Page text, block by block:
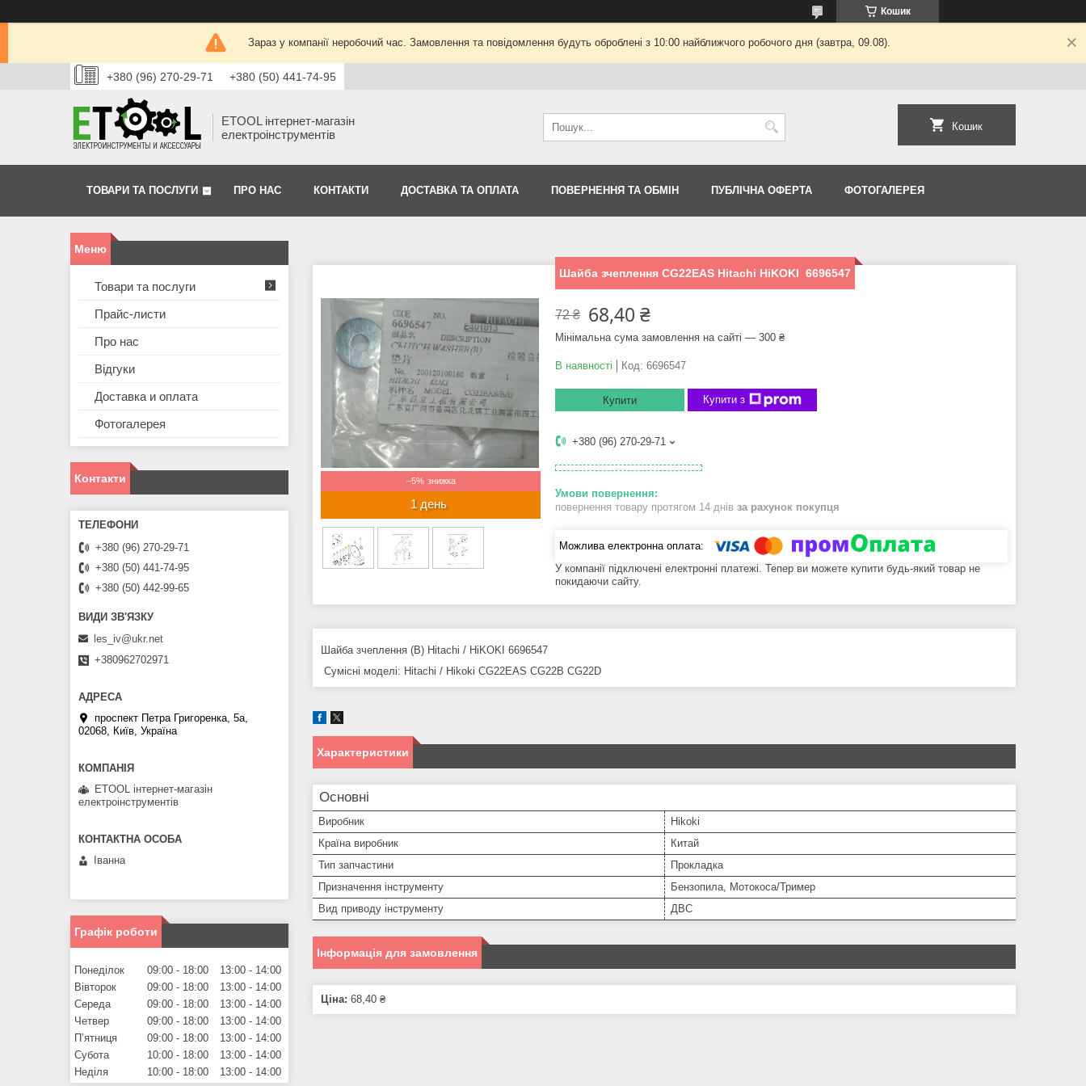
Кошик
Зараз у компанії неробочий час. Замовлення та повідомлення будуть оброблені з 10:00 найближчого робочого дня (завтра, 09.08).
+380 (96) 270-29-71 +380 (50) 441-74-95
ETOOL інтернет-магазін
електроінструментів
Кошик
ТОВАРИ ТА ПОСЛУГИ ПРО НАС КОНТАКТИ ДОСТАВКА ТА ОПЛАТА ПОВЕРНЕННЯ ТА ОБМІН ПУБЛІЧНА ОФЕРТА ФОТОГАЛЕРЕЯ
–5%
1 день
Шайба зчеплення CG22EAS Hitachi HiKOKI 6696547
72 ₴ 68,40 ₴
Мінімальна сума замовлення на сайті — 300 ₴
В наявності Код: 6696547
Купити Купити з
+380 (96) 270-29-71
повернення товару протягом 14 днів за рахунок покупця
У компанії підключені електронні платежі. Тепер ви можете купити будь-який товар не
покидаючи сайту.
Шайба зчеплення (В) Hitachi / HiKOKI 6696547
Сумісні моделі: Hitachi / Hikoki CG22EAS CG22B CG22D
Характеристики
Основні
Виробник
Hikoki
Країна виробник
Китай
Тип запчастини
Прокладка
Призначення інструменту
Бензопила, Мотокоса/Тример
Вид приводу інструменту
ДВС
Інформація для замовлення
Ціна: 68,40 ₴
Товари та послуги
Прайс-листи
Про нас
Відгуки
Доставка и оплата
Фотогалерея
Контакти
+380 (96) 270-29-71
+380 (50) 441-74-95
+380 (50) 442-99-65
les_iv@ukr.net
+380962702971
проспект Петра Григоренка, 5а,
02068, Київ, Україна
ETOOL інтернет-магазін
електроінструментів
Іванна
Графік роботи
Понеділок 09:00 18:00 13:00
14:00
Вівторок
09:00 18:00 13:00
14:00
Середа
09:00 18:00 13:00
14:00
Четвер
09:00 18:00 13:00
14:00
Пʼятниця
09:00 18:00 13:00
14:00
Субота
10:00 18:00 13:00
14:00
Неділя
10:00 18:00 13:00 14:00